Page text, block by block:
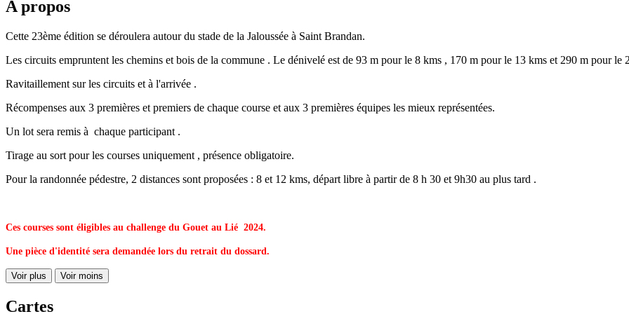
A propos
Cette 23ème édition se déroulera autour du stade de la Jaloussée à Saint Brandan.
Les circuits empruntent les chemins et bois de la commune . Le dénivelé est de 93 m pour le 8 kms , 170 m pour le 13 kms et 290 m pour le
Ravitaillement sur les circuits et à l'arrivée .
Récompenses aux 3 premières et premiers de chaque course et aux 3 premières équipes les mieux représentées.
Un lot sera remis à chaque participant .
Tirage au sort pour les courses uniquement , présence obligatoire.
Pour la randonnée pédestre, 2 distances sont proposées : 8 et 12 kms, départ libre à partir de 8 h 30 et 9h30 au plus tard .
Ces courses sont éligibles au challenge du Gouet au Lié 2024.
Une pièce d'identité sera demandée lors du retrait du dossard.
Voir plus Voir moins
Cartes